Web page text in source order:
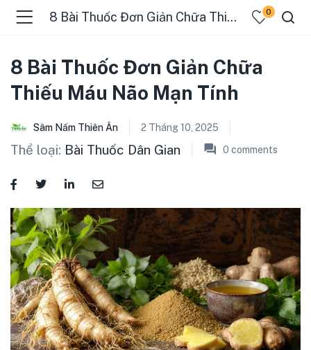
8 Bài Thuốc Đơn Giản Chữa Thiếu Máu Não Mạn Tính 0
8 Bài Thuốc Đơn Giản Chữa
Thiếu Máu Não Mạn Tính
Sâm Nấm Thiên Ân 2 Tháng 10, 2025
Thể loại: Bài Thuốc Dân Gian 0 comments